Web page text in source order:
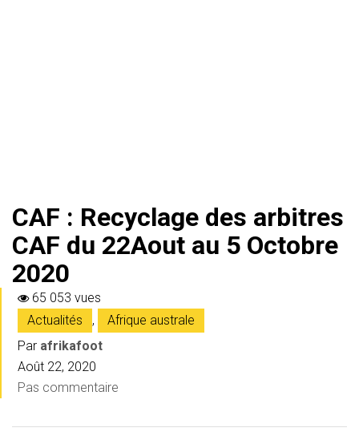
CAF : Recyclage des arbitres
CAF du 22Aout au 5 Octobre
2020
65 053 vues
Actualités
,
Afrique australe
Par afrikafoot
Août 22, 2020
Pas commentaire